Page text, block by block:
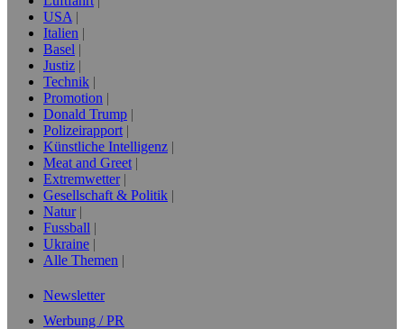
USA
Italien
Basel
Justiz
Technik
Promotion
Donald Trump
Polizeirapport
Künstliche Intelligenz
Meat and Greet
Extremwetter
Gesellschaft & Politik
Natur
Fussball
Ukraine
Alle Themen
Newsletter
Werbung / PR